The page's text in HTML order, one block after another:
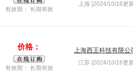
有效期： 长期有效
上海 |2024/10/16更
价格：
有效期： 长期有效
上海西王科技有限公
江苏 |2024/10/16更